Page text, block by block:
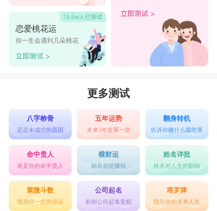
恋爱桃花运
你一生会遇到几朵桃花
更多测试
八字称骨
迟迟未成功的原因
五年运势
未来5年发展一览
翻身转机
告诉你赚什么最吃香
命中贵人
谁是你的命中贵人
横财运
躺着都能赚钱
姓名详批
姓名对人生的影响
紫微斗数
预测你一生的命运
公司起名
初创公司起名玄机
塔罗牌
指引你的未来人生